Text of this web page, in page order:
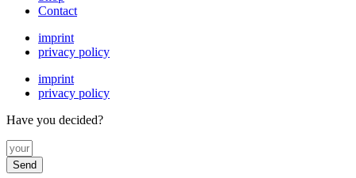
Contact
imprint
privacy policy
imprint
privacy policy
Have you decided?
Send